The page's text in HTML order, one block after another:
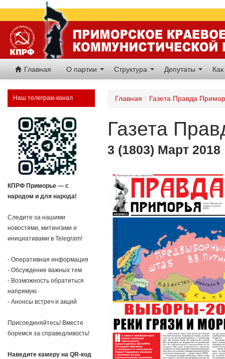
Главная О партии Структура Депутаты
Наш телеграм-канал
КПРФ Приморье — с
народом и для народа!
Следите за нашими
новостями, митингами и
инициативами в Telegram!
- Оперативная информация
- Обсуждение важных тем
- Возможность обратиться
напрямую
- Анонсы встреч и акций
Присоединяйтесь! Вместе
боремся за справедливость!
Наведите камеру на QR-код
Главная / Газета Правда
Газета
3 (1803) Март 2018